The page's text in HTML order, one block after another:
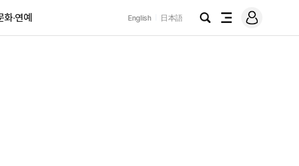
화·연예 English 日本語
검
전
메
그